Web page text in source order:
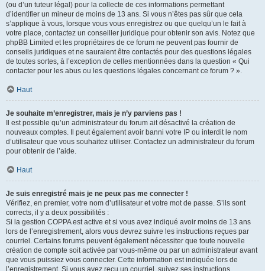
(ou d’un tuteur légal) pour la collecte de ces informations permettant
d’identifier un mineur de moins de 13 ans. Si vous n’êtes pas sûr que cela
s’applique à vous, lorsque vous vous enregistrez ou que quelqu’un le fait à
votre place, contactez un conseiller juridique pour obtenir son avis. Notez que
phpBB Limited et les propriétaires de ce forum ne peuvent pas fournir de
conseils juridiques et ne sauraient être contactés pour des questions légales
de toutes sortes, à l’exception de celles mentionnées dans la question « Qui
contacter pour les abus ou les questions légales concernant ce forum ? ».
Haut
Je souhaite m’enregistrer, mais je n’y parviens pas !
Il est possible qu’un administrateur du forum ait désactivé la création de
nouveaux comptes. Il peut également avoir banni votre IP ou interdit le nom
d’utilisateur que vous souhaitez utiliser. Contactez un administrateur du forum
pour obtenir de l’aide.
Haut
Je suis enregistré mais je ne peux pas me connecter !
Vérifiez, en premier, votre nom d’utilisateur et votre mot de passe. S’ils sont
corrects, il y a deux possibilités :
Si la gestion COPPA est active et si vous avez indiqué avoir moins de 13 ans
lors de l’enregistrement, alors vous devrez suivre les instructions reçues par
courriel. Certains forums peuvent également nécessiter que toute nouvelle
création de compte soit activée par vous-même ou par un administrateur avant
que vous puissiez vous connecter. Cette information est indiquée lors de
l’enregistrement. Si vous avez reçu un courriel, suivez ses instructions.